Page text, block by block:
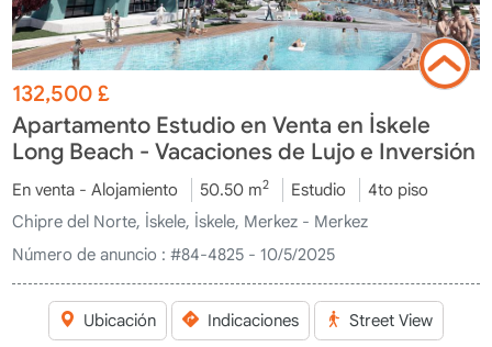
132,500£
Apartamento Estudio en Venta en İskele
Long Beach - Vacaciones de Lujo e Inversión
En venta - Alojamiento 50.50 m2 Estudio
4to piso
Chipre del Norte, İskele, İskele, Merkez - Merkez
Número de anuncio : #84-4825 - 10/5/2025
Ubicación Indicaciones Street View